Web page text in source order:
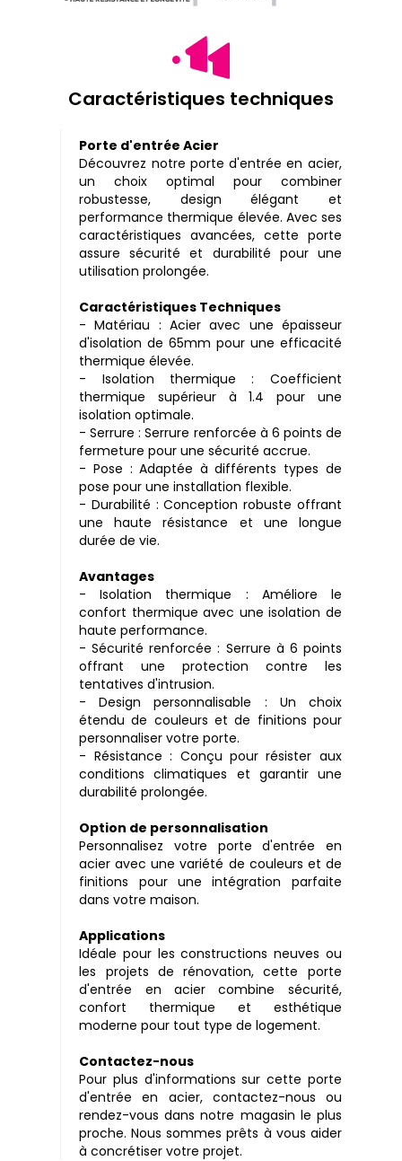
Caractéristiques techniques
Porte d'entrée Acier
Découvrez notre porte d'entrée en acier,
un choix optimal pour combiner
robustesse, design élégant et
performance thermique élevée. Avec ses
caractéristiques avancées, cette porte
assure sécurité et durabilité pour une
utilisation prolongée.
Caractéristiques Techniques
- Matériau : Acier avec une épaisseur
d'isolation de 65mm pour une efficacité
thermique élevée.
- Isolation thermique : Coefficient
thermique supérieur à 1.4 pour une
isolation optimale.
- Serrure : Serrure renforcée à 6 points de
fermeture pour une sécurité accrue.
- Pose : Adaptée à différents types de
pose pour une installation flexible.
- Durabilité : Conception robuste offrant
une haute résistance et une longue
durée de vie.
Avantages
- Isolation thermique : Améliore le
confort thermique avec une isolation de
haute performance.
- Sécurité renforcée : Serrure à 6 points
offrant une protection contre les
tentatives d'intrusion.
- Design personnalisable : Un choix
étendu de couleurs et de finitions pour
personnaliser votre porte.
- Résistance : Conçu pour résister aux
conditions climatiques et garantir une
durabilité prolongée.
Option de personnalisation
Personnalisez votre porte d'entrée en
acier avec une variété de couleurs et de
finitions pour une intégration parfaite
dans votre maison.
Applications
Idéale pour les constructions neuves ou
les projets de rénovation, cette porte
d'entrée en acier combine sécurité,
confort thermique et esthétique
moderne pour tout type de logement.
Contactez-nous
Pour plus d'informations sur cette porte
d'entrée en acier, contactez-nous ou
rendez-vous dans notre magasin le plus
proche. Nous sommes prêts à vous aider
à concrétiser votre projet.